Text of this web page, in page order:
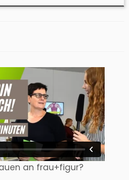
an frau+figur?